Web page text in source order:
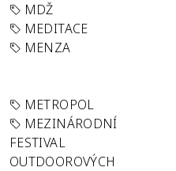
MDŽ
MEDITACE
MENZA
METROPOL
MEZINÁRODNÍ
FESTIVAL
OUTDOOROVÝCH